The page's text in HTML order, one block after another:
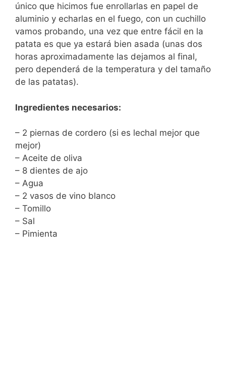
único que hicimos fue enrollarlas en papel de
aluminio y echarlas en el fuego, con un cuchillo
vamos probando, una vez que entre fácil en la
patata es que ya estará bien asada (unas dos
horas aproximadamente las dejamos al final,
pero dependerá de la temperatura y del tamaño
de las patatas).
Ingredientes necesarios:
– 2 piernas de cordero (si es lechal mejor que
mejor)
– Aceite de oliva
– 8 dientes de ajo
– Agua
– 2 vasos de vino blanco
– Tomillo
– Sal
– Pimienta